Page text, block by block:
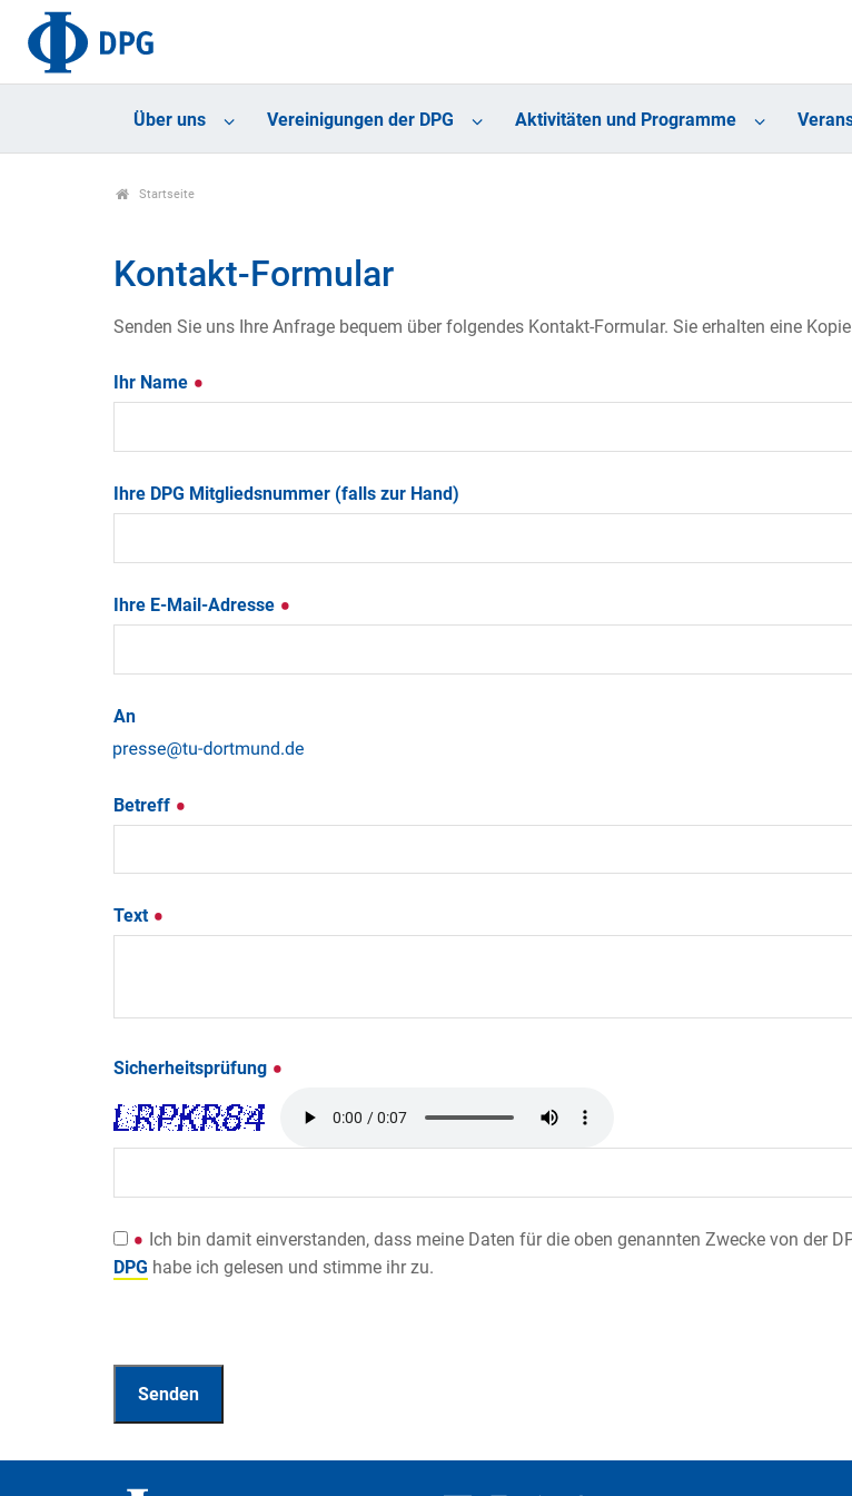
Über uns Vereinigungen der DPG Aktivitäten und Programme
Startseite
Kontakt-Formular
Senden Sie uns Ihre Anfrage bequem über folgendes Kontakt-Formular. Sie erhalten eine
Ihr Name
Ihre DPG Mitgliedsnummer (falls zur Hand)
Ihre E-Mail-Adresse
An
Betreff
Text
Sicherheitsprüfung
Ich bin damit einverstanden, dass meine Daten für die oben genannten Zwecke von der
DPG habe ich gelesen und stimme ihr zu.